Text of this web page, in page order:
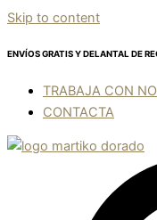
Skip to content
ENVÍOS GRATIS Y DELANTAL DE
TRABAJA CON
CONTACTA